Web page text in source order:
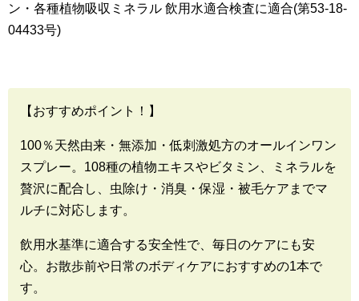
ン・各種植物吸収ミネラル 飲用水適合検査に適合(第53-18-
04433号)
【おすすめポイント！】
100％天然由来・無添加・低刺激処方のオールインワン
スプレー。108種の植物エキスやビタミン、ミネラルを
贅沢に配合し、虫除け・消臭・保湿・被毛ケアまでマ
ルチに対応します。
飲用水基準に適合する安全性で、毎日のケアにも安
心。お散歩前や日常のボディケアにおすすめの1本で
す。